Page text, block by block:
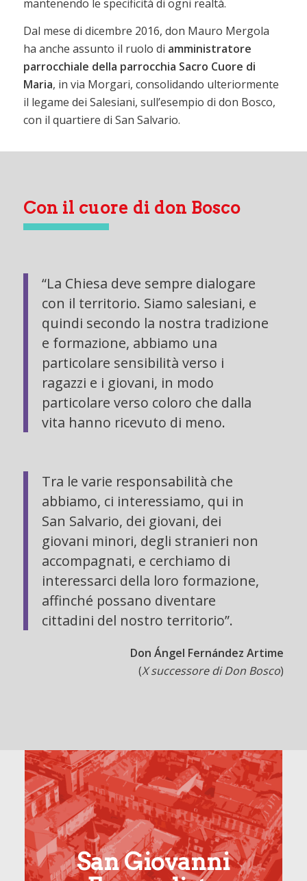
mantenendo le specificità di ogni realtà.
Dal mese di dicembre 2016, don Mauro Mergola
ha anche assunto il ruolo di amministratore
parrocchiale della parrocchia Sacro Cuore di
Maria, in via Morgari, consolidando ulteriormente
il legame dei Salesiani, sull’esempio di don Bosco,
con il quartiere di San Salvario.
Con il cuore di don Bosco
“La Chiesa deve sempre dialogare
con il territorio. Siamo salesiani, e
quindi secondo la nostra tradizione
e formazione, abbiamo una
particolare sensibilità verso i
ragazzi e i giovani, in modo
particolare verso coloro che dalla
vita hanno ricevuto di meno.
Tra le varie responsabilità che
abbiamo, ci interessiamo, qui in
San Salvario, dei giovani, dei
giovani minori, degli stranieri non
accompagnati, e cerchiamo di
interessarci della loro formazione,
affinché possano diventare
cittadini del nostro territorio”.
Don Ángel Fernández Artime
(X successore di Don Bosco)
San Giovanni